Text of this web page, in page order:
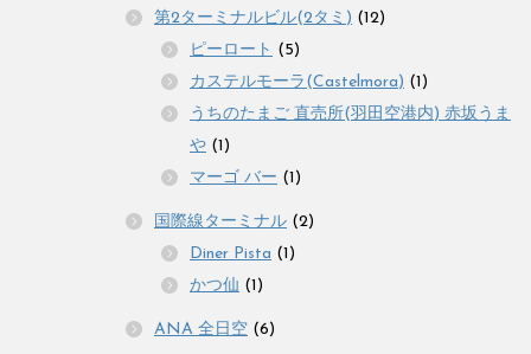
第2ターミナルビル(2タミ) (12)
ピーロート (5)
カステルモーラ(Castelmora) (1)
うちのたまご 直売所(羽田空港内) 赤坂うま
や (1)
マーゴ バー (1)
国際線ターミナル (2)
Diner Pista (1)
かつ仙 (1)
ANA 全日空 (6)